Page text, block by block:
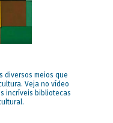
diversos meios que
Veja no vídeo
incríveis bibliotecas